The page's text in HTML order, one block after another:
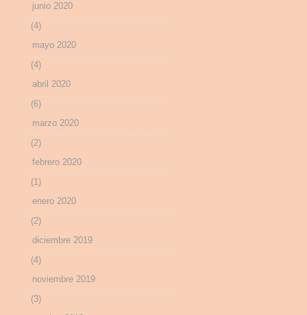
junio 2020
(4)
mayo 2020
(4)
abril 2020
(6)
marzo 2020
(2)
febrero 2020
(1)
enero 2020
(2)
diciembre 2019
(4)
noviembre 2019
(3)